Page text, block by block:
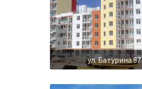
ул. Батурина 87